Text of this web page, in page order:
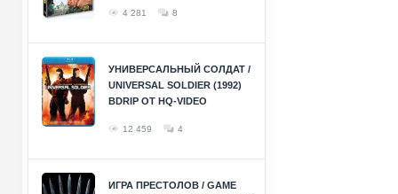
4 281 8
УНИВЕРСАЛЬНЫЙ СОЛДАТ /
UNIVERSAL SOLDIER (1992)
BDRIP ОТ HQ-VIDEO
12 459 4
ИГРА ПРЕСТОЛОВ / GAME